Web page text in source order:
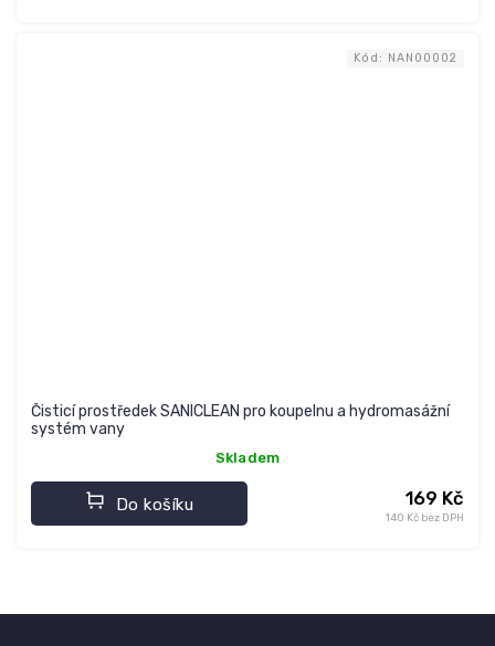
Čisticí prostředek SANICLEAN pro koupelnu a hydromasážní
systém vany
Skladem
140 Kč bez DPH
169 Kč
Do košíku
Kód: NAN00002